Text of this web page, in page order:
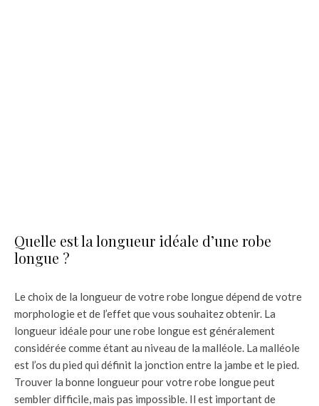
Quelle est la longueur idéale d’une robe
longue ?
Le choix de la longueur de votre robe longue dépend de votre
morphologie et de l’effet que vous souhaitez obtenir. La
longueur idéale pour une robe longue est généralement
considérée comme étant au niveau de la malléole. La malléole
est l’os du pied qui définit la jonction entre la jambe et le pied.
Trouver la bonne longueur pour votre robe longue peut
sembler difficile, mais pas impossible. Il est important de